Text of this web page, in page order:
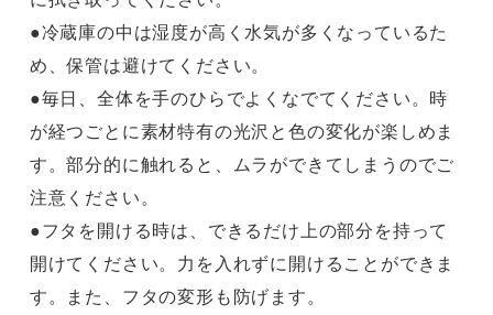
●冷蔵庫の中は湿度が高く水気が多くなっているた
め、保管は避けてください。
●毎日、全体を手のひらでよくなでてください。時
が経つごとに素材特有の光沢と色の変化が楽しめま
す。部分的に触れると、ムラができてしまうのでご
注意ください。
●フタを開ける時は、できるだけ上の部分を持って
開けてください。力を入れずに開けることができま
す。また、フタの変形も防げます。